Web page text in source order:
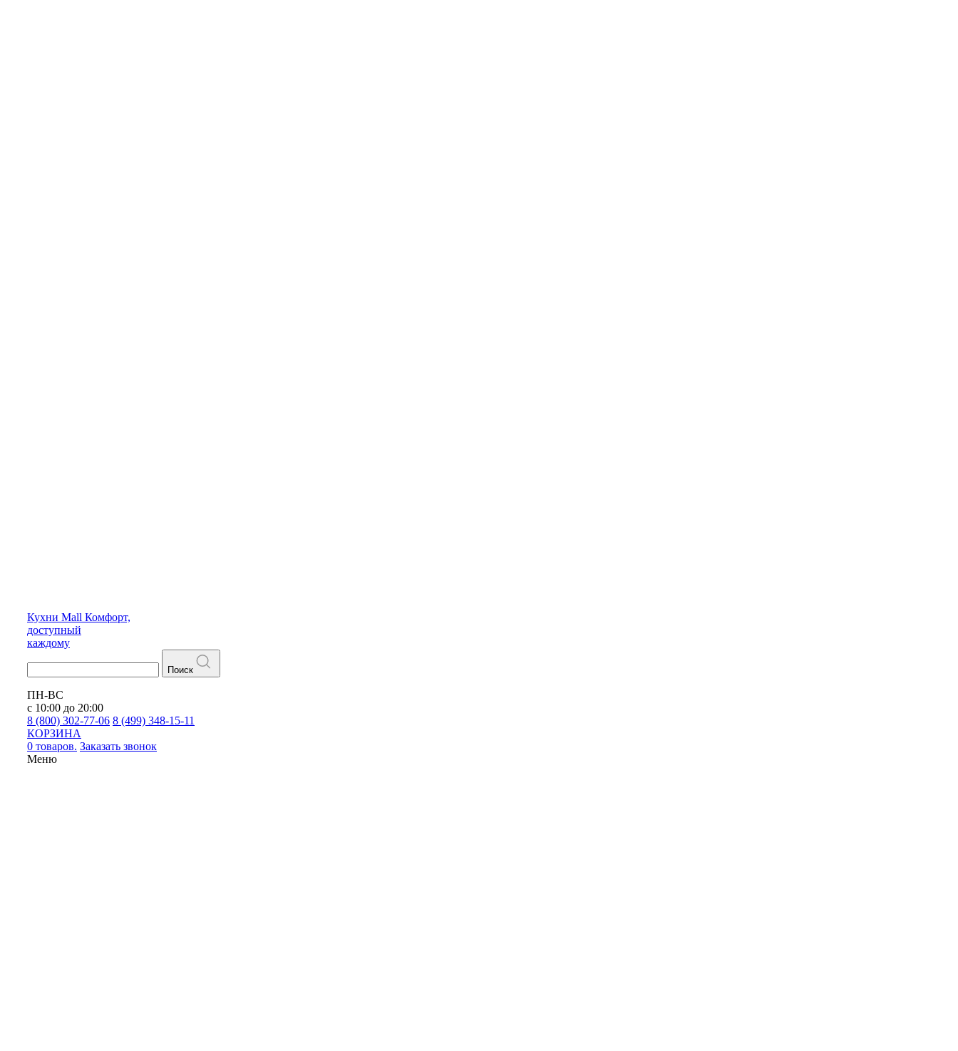
Кухни Mall Комфорт,
доступный
каждому
Поиск
ПН-ВС
с 10:00 до 20:00
8 (800) 302-77-06 8 (499) 348-15-11
КОРЗИНА
0 товаров. Заказать звонок
Меню